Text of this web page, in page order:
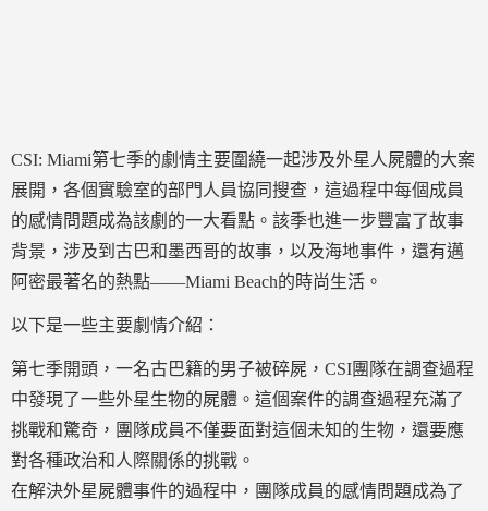
CSI: Miami第七季的劇情主要圍繞一起涉及外星人屍體的大案
展開，各個實驗室的部門人員協同搜查，這過程中每個成員
的感情問題成為該劇的一大看點。該季也進一步豐富了故事
背景，涉及到古巴和墨西哥的故事，以及海地事件，還有邁
阿密最著名的熱點——Miami Beach的時尚生活。
以下是一些主要劇情介紹：
第七季開頭，一名古巴籍的男子被碎屍，CSI團隊在調查過程
中發現了一些外星生物的屍體。這個案件的調查過程充滿了
挑戰和驚奇，團隊成員不僅要面對這個未知的生物，還要應
對各種政治和人際關係的挑戰。
在解決外星屍體事件的過程中，團隊成員的感情問題成為了